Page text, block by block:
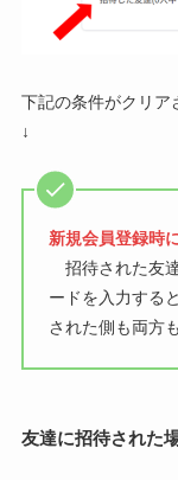
下記の条件がクリア
↓
新規会員登録時
招待された友
ードを入力すると
された側も両方
友達に招待された